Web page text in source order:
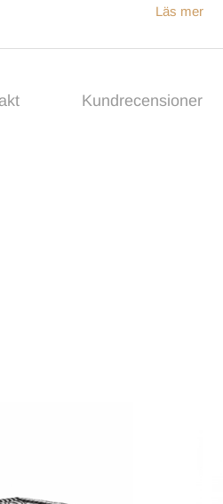
Läs mer
Kundrecensioner